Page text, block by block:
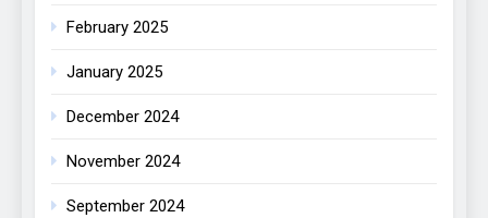
February 2025
January 2025
December 2024
November 2024
September 2024